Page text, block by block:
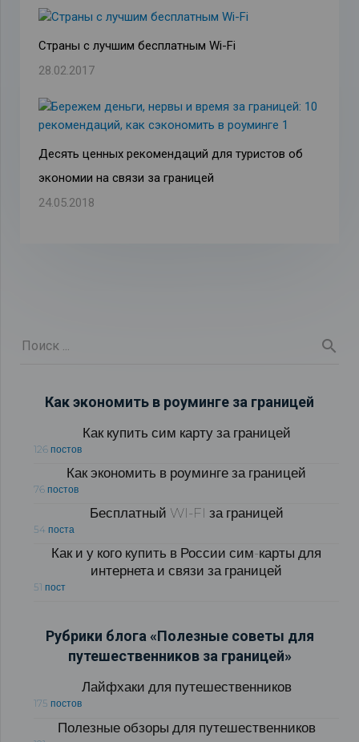
Страны с лучшим бесплатным Wi-Fi
28.02.2017
Десять ценных рекомендаций для туристов об
экономии на связи за границей
24.05.2018
Как экономить в роуминге за границей
Как купить сим карту за границей
126 постов
Как экономить в роуминге за границей
76 постов
Бесплатный WI-FI за границей
54 поста
Как и у кого купить в России сим-карты для
интернета и связи за границей
51 пост
Рубрики блога «Полезные советы для
путешественников за границей»
Лайфхаки для путешественников
175 постов
Полезные обзоры для путешественников